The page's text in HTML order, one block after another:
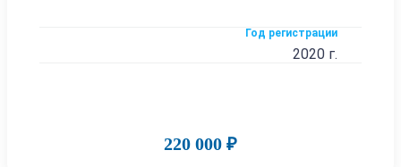
Год регистрации
2020 г.
220 000 ₽